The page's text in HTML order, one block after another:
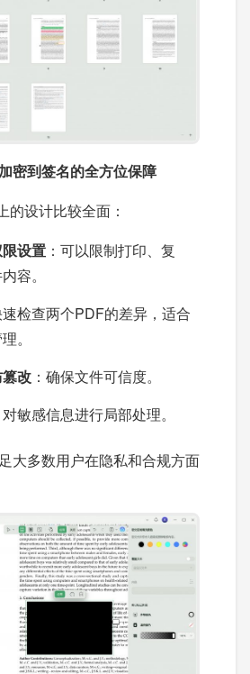
密到签名的全方位保障
的设计比较全面：
设置 ：可以限制打印、复
容。
速检查两个PDF的差异，适合
。
改 ：确保文件可信度。
对敏感信息进行局部处理。
大多数用户在隐私和合规方面